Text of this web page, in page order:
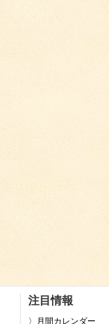
注目情報
〉月間カレンダー